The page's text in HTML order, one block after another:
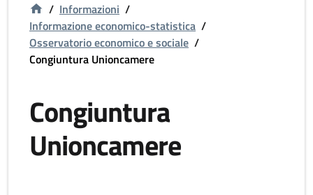
/ Informazioni /
Informazione economico-statistica /
Osservatorio economico e sociale /
Congiuntura Unioncamere
Congiuntura
Unioncamere